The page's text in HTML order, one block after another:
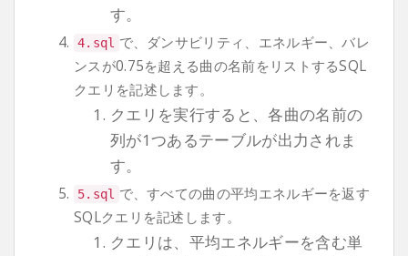
す。
4.sql で、ダンサビリティ、エネルギー、バレ
ンスが0.75を超える曲の名前をリストするSQL
クエリを記述します。
クエリを実行すると、各曲の名前の
列が1つあるテーブルが出力されま
す。
5.sql で、すべての曲の平均エネルギーを返す
SQLクエリを記述します。
クエリは、平均エネルギーを含む単